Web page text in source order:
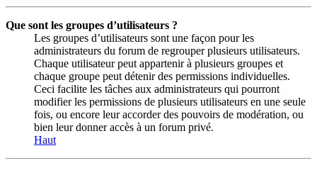
Que sont les groupes d’utilisateurs ?
Les groupes d’utilisateurs sont une façon pour les
administrateurs du forum de regrouper plusieurs utilisateurs.
Chaque utilisateur peut appartenir à plusieurs groupes et
chaque groupe peut détenir des permissions individuelles.
Ceci facilite les tâches aux administrateurs qui pourront
modifier les permissions de plusieurs utilisateurs en une seule
fois, ou encore leur accorder des pouvoirs de modération, ou
bien leur donner accès à un forum privé.
Haut